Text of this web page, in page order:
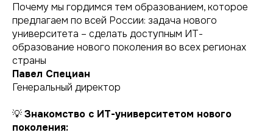
Почему мы гордимся тем образованием, которое
предлагаем по всей России: задача нового
университета – сделать доступным ИТ-
образование нового поколения во всех регионах
страны
Павел Специан
Генеральный директор
💡Знакомство с ИТ-университетом нового
поколения: